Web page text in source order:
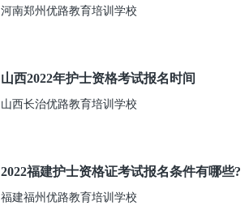
河南郑州优路教育培训学校
山西2022年护士资格考试报名时间
山西长治优路教育培训学校
2022福建护士资格证考试报名条件有哪些?
福建福州优路教育培训学校